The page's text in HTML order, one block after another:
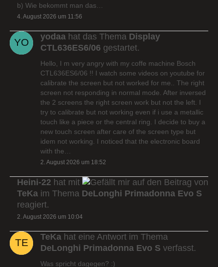
b) Wie bekommt man das…
4. August 2026 um 11:56
yodaa hat das Thema Display
CTL636ES6/06 gestartet.
Hello, I m very angry with my coffe machine Bosch
CTL636ES6/06 !! I watch some videos on youtube for
calibrate the screen but not worked for me.. The right
screen not responding in normal mode. After inversed
the 2 screens the right screen work but not the left. I
try to calibrate but not working even if i use a metallic
touch like a piece or the central ring. I decide to buy a
new touch screen after care of the screen type but
idem not working. I noticed that the electronic board
with the…
2. August 2026 um 18:52
Heini-22 hat mit
auf den Beitrag von
TeKa im Thema DeLonghi Primadonna Evo S
reagiert.
2. August 2026 um 10:04
TeKa hat eine Antwort im Thema
DeLonghi Primadonna Evo S verfasst.
Was spricht dagegen? :)